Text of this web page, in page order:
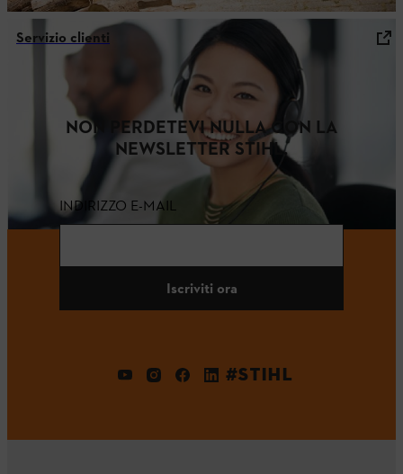
Servizio clienti
NON PERDETEVI NULLA CON LA
NEWSLETTER STIHL.
INDIRIZZO E-MAIL
Iscriviti ora
#STIHL